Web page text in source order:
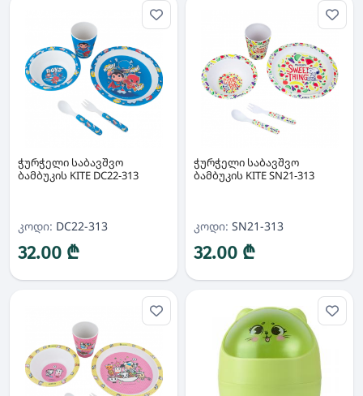
ჭურჭელი საბავშვო
ბამბუკის KITE DC22-313
კოდი: DC22-313
32.00 ₾
ჭურჭელი საბავშვო
ბამბუკის KITE SN21-313
კოდი: SN21-313
32.00 ₾